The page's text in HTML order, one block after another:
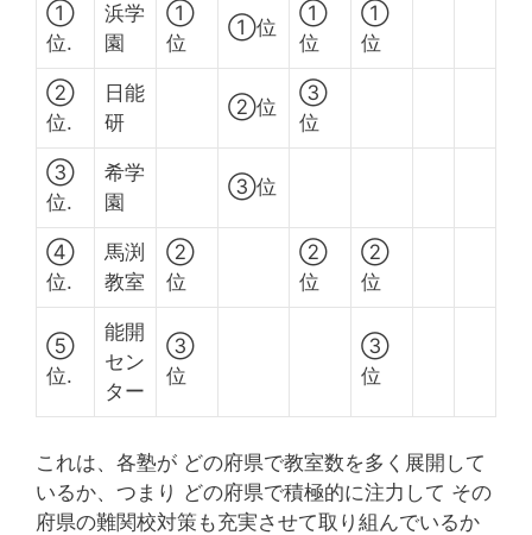
①
位.
浜学
園
①
位
①位
①
位
①
位
②
位.
日能
研
②位
③
位
③
位.
希学
園
③位
④
位.
馬渕
教室
②
位
②
位
②
位
⑤
位.
能開
セン
ター
③
位
③
位
これは、各塾が どの府県で教室数を多く展開して
いるか、つまり どの府県で積極的に注力して その
府県の難関校対策も充実させて取り組んでいるか